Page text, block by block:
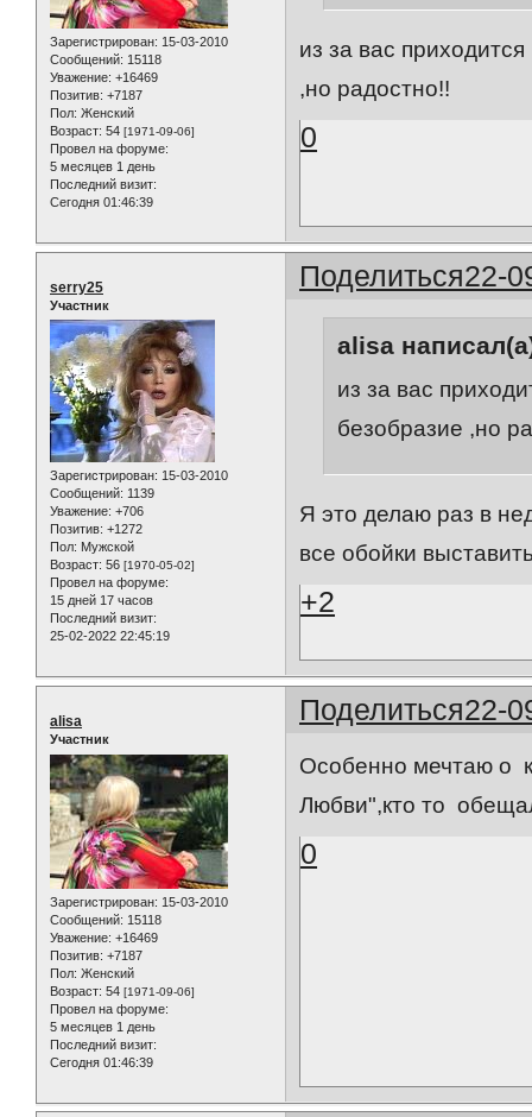
Зарегистрирован: 15-03-2010
Сообщений: 15118
Уважение: +16469
Позитив: +7187
Пол: Женский
Возраст: 54 [1971-09-06]
Провел на форуме:
5 месяцев 1 день
Последний визит:
Сегодня 01:46:39
из за вас
,но радостно!!
0
Поделиться22-
serry25
Участник
Зарегистрирован: 15-03-2010
Сообщений: 1139
Уважение: +706
Позитив: +1272
Пол: Мужской
Возраст: 56 [1970-05-02]
Провел на форуме:
15 дней 17 часов
Последний визит:
25-02-2022 22:45:19
alisa
из за вас
безобразие ,но
Я это делаю раз в
все обойки
+2
Поделиться22-
alisa
Участник
Зарегистрирован: 15-03-2010
Сообщений: 15118
Уважение: +16469
Позитив: +7187
Пол: Женский
Возраст: 54 [1971-09-06]
Провел на форуме:
5 месяцев 1 день
Последний визит:
Сегодня 01:46:39
Особенно мечтаю о
Любви",кто то
0